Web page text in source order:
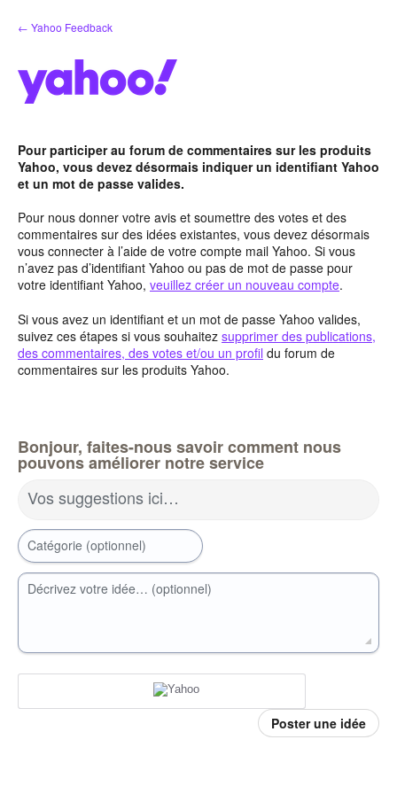
Aller
au
← Yahoo Feedback
Pour participer au forum de commentaires sur les produits
Yahoo, vous devez désormais indiquer un identifiant Yahoo
et un mot de passe valides.
Pour nous donner votre avis et soumettre des votes et des
commentaires sur des idées existantes, vous devez désormais
vous connecter à l’aide de votre compte mail Yahoo. Si vous
n’avez pas d’identifiant Yahoo ou pas de mot de passe pour
votre identifiant Yahoo, veuillez créer un nouveau compte.
Si vous avez un identifiant et un mot de passe Yahoo valides,
suivez ces étapes si vous souhaitez supprimer des publications,
des commentaires, des votes et/ou un profil du forum de
commentaires sur les produits Yahoo.
Bonjour, faites-nous savoir comment nous
pouvons améliorer notre service
Vos suggestions ici…
Catégorie (optionnel)
Décrivez votre idée… (optionnel)
Poster une idée